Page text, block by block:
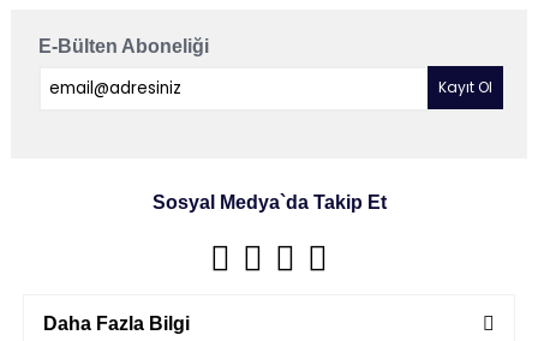
E-Bülten Aboneliği
Sosyal Medya`da Takip Et
Daha Fazla Bilgi